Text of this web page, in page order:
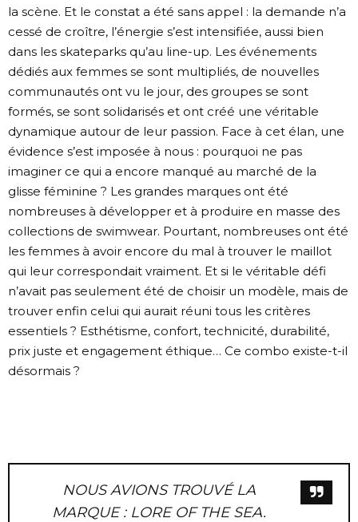
la scène. Et le constat a été sans appel : la demande n’a
cessé de croître, l’énergie s’est intensifiée, aussi bien
dans les skateparks qu’au line-up. Les événements
dédiés aux femmes se sont multipliés, de nouvelles
communautés ont vu le jour, des groupes se sont
formés, se sont solidarisés et ont créé une véritable
dynamique autour de leur passion. Face à cet élan, une
évidence s’est imposée à nous : pourquoi ne pas
imaginer ce qui a encore manqué au marché de la
glisse féminine ? Les grandes marques ont été
nombreuses à développer et à produire en masse des
collections de swimwear. Pourtant, nombreuses ont été
les femmes à avoir encore du mal à trouver le maillot
qui leur correspondait vraiment. Et si le véritable défi
n’avait pas seulement été de choisir un modèle, mais de
trouver enfin celui qui aurait réuni tous les critères
essentiels ? Esthétisme, confort, technicité, durabilité,
prix juste et engagement éthique… Ce combo existe-t-il
désormais ?
NOUS AVIONS TROUVÉ LA
MARQUE : LORE OF THE SEA.